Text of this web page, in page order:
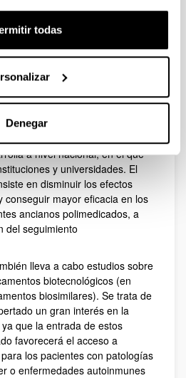
todas
Denegar
de nuevos antibióticos para el
graves producidas por
ha impulsado una línea de
con la Atención Farmacéutica.
esta línea el proyecto sobre
en pacientes mayores
a nivel nacional, en el que
y universidades. El
en disminuir los efectos
conseguir mayor eficacia en los
ancianos polimedicados, a
del seguimiento
lleva a cabo estudios sobre
biotecnológicos (en
biosimilares). Se trata de
un gran interés en la
que la entrada de estos
favorecerá el acceso a
los pacientes con patologías
o enfermedades autoinmunes